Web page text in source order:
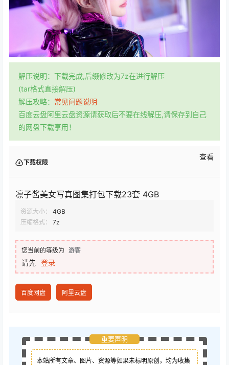
解压说明：下载完成,后缀修改为7z在进行解压
(tar格式直接解压)
解压攻略： 常见问题说明
百度云盘阿里云盘资源请获取后不要在线解压,请保存到自己
的网盘下载享用！
下载权限
查看
凛子酱美女写真图集打包下载23套 4GB
资源大小：
4GB
压缩格式：
7z
您当前的等级为 游客
请先 登录
百度网盘 阿里云盘
重要声明
本站所有文章、图片、资源等如果未标明原创，均为收集